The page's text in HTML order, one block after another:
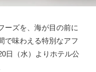
ーズを、海が目の前に
で味わえる特別なアフ
日（水）よりホテル公